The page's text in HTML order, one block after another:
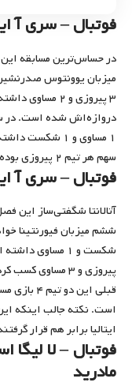
فوتبال – سری آ
در حساس‌ترین مسابقه این
سهم هر تیم ۲ پیروزی بوده و ۱ بازی نیز مساوی شده است.
فوتبال – سری آ
آتالانتا شگفتی‌ساز این
ایتالیا برابر هم قرار گرفتند که بازی
فوتبال – لا لیگا
مادرید